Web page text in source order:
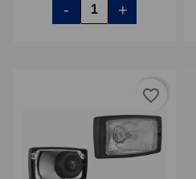
- +
favorite_border